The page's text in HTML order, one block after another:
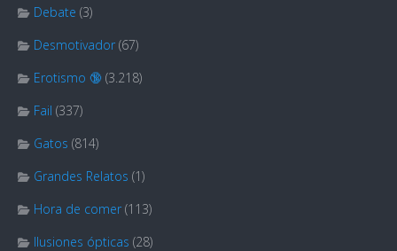
Debate (3)
Desmotivador (67)
Erotismo 🔞 (3.218)
Fail (337)
Gatos (814)
Grandes Relatos (1)
Hora de comer (113)
Ilusiones ópticas (28)